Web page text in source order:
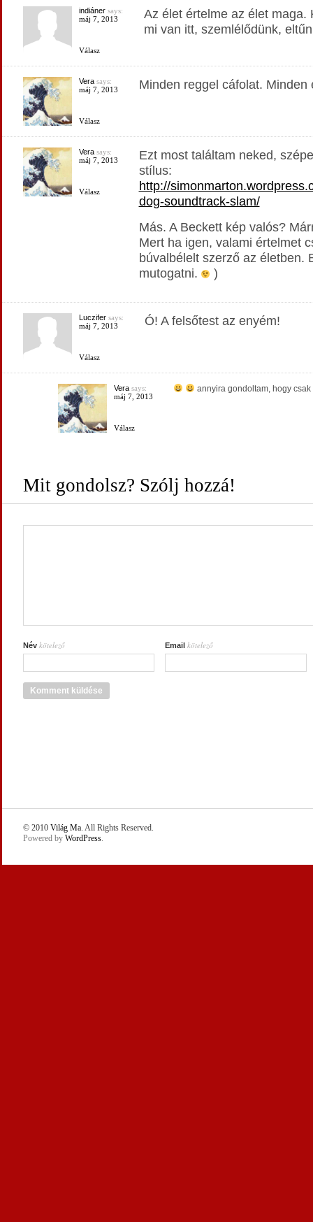
indiánersays:
máj 7, 2013
Válasz
Az élet értelme az élet maga.
mi van itt, szemlélődünk,
Verasays:
máj 7, 2013
Válasz
Minden reggel cáfolat. Minden
Verasays:
máj 7, 2013
Válasz
Ezt most találtam neked,
stílus:
http://
dog-soundtrack-slam/
Más. A Beckett kép valós?
Mert ha igen, valami értelmet
búvalbélelt szerző az életben.
mutogatni.
)
Luczifersays:
máj 7, 2013
Válasz
Ó! A felsőtest az enyém!
Verasays:
máj 7, 2013
Válasz
annyira gondoltam, hogy
Mit gondolsz? Szólj hozzá!
Név kötelező Email kötelező
© 2010 Világ Ma. All Rights Reserved.
Powered by WordPress.